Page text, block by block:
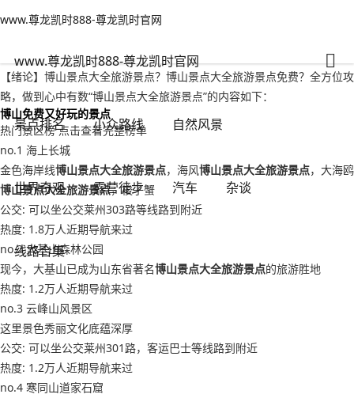
www.尊龙凯时888-尊龙凯时官网
www.尊龙凯时888-尊龙凯时官网
景点排名 小众路线 自然风景
世界奇观 露营徒步 汽车 杂谈
线路合集
www.尊龙凯时888-尊龙凯时官网
博山景点大全旅游景点？博山景点大全旅游景点免费-www.尊龙凯时888
【绪论】博山景点大全旅游景点？博山景点大全旅游景点免费？全方位攻
略，做到心中有数“博山景点大全旅游景点”的内容如下：
博山免费又好玩的景点
热门景区榜 点击查看完整榜单
no.1 海上长城
金色海岸线博山景点大全旅游景点，海风博山景点大全旅游景点，大海鸥
博山景点大全旅游景点，梭子蟹
公交: 可以坐公交莱州303路等线路到附近
热度: 1.8万人近期导航来过
no.2 大基山森林公园
现今，大基山已成为山东省著名博山景点大全旅游景点的旅游胜地
热度: 1.2万人近期导航来过
no.3 云峰山风景区
这里景色秀丽文化底蕴深厚
公交: 可以坐公交莱州301路，客运巴士等线路到附近
热度: 1.2万人近期导航来过
no.4 寒同山道家石窟